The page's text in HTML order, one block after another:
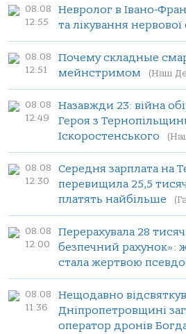
08.08
12:55
Невролог в Івано-
та лікування
08.08
12:51
Почему складные
мейнстримом
(Наш
08.08
12:49
Назавжди 23: війна
Героя з
Іскоростенського
08.08
12:30
Середня зарплата на
перевищила 25,5
платять найбільше
08.08
12:00
Перерахувала 28
безпечний рахунок»:
стала жертвою
08.08
11:36
Нещодавно
Дніпропетровщині
оператор дронів